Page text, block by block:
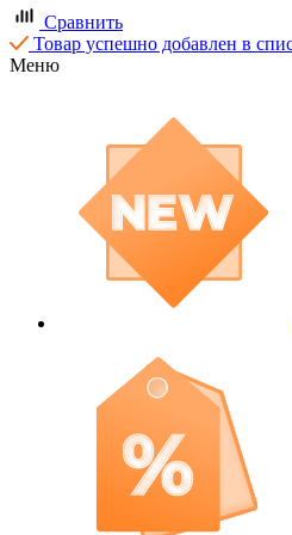
Сравнить
Товар успешно добавлен в
Меню